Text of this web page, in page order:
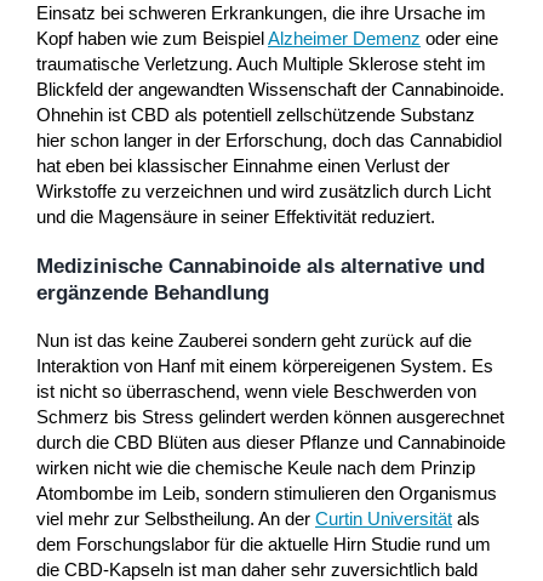
Einsatz bei schweren Erkrankungen, die ihre Ursache im
Kopf haben wie zum BeispielAlzheimer Demenz oder eine
traumatische Verletzung. Auch Multiple Sklerose steht im
Blickfeld der angewandten Wissenschaft der Cannabinoide.
Ohnehin ist CBD als potentiell zellschützende Substanz
hier schon langer in der Erforschung, doch das Cannabidiol
hat eben bei klassischer Einnahme einen Verlust der
Wirkstoffe zu verzeichnen und wird zusätzlich durch Licht
und die Magensäure in seiner Effektivität reduziert.
Medizinische Cannabinoide als alternative und
ergänzende Behandlung
Nun ist das keine Zauberei sondern geht zurück auf die
Interaktion von Hanf mit einem körpereigenen System. Es
ist nicht so überraschend, wenn viele Beschwerden von
Schmerz bis Stress gelindert werden können ausgerechnet
durch die CBD Blüten aus dieser Pflanze und Cannabinoide
wirken nicht wie die chemische Keule nach dem Prinzip
Atombombe im Leib, sondern stimulieren den Organismus
viel mehr zur Selbstheilung. An der Curtin Universität als
dem Forschungslabor für die aktuelle Hirn Studie rund um
die CBD-Kapseln ist man daher sehr zuversichtlich bald